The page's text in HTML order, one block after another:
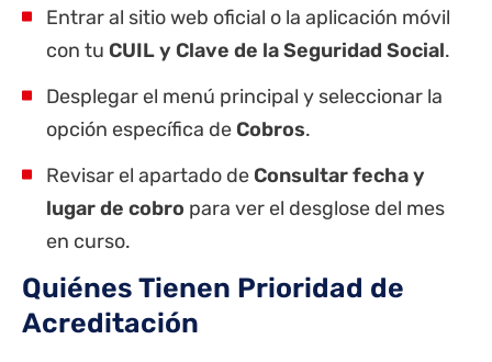
Entrar al sitio web oficial o la aplicación móvil
con tu CUIL y Clave de la Seguridad Social.
Desplegar el menú principal y seleccionar la
opción específica de Cobros.
Revisar el apartado de Consultar fecha y
lugar de cobro para ver el desglose del mes
en curso.
Quiénes Tienen Prioridad de
Acreditación